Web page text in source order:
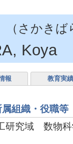
（さかき
Koya
報 教育実績
属組織・役職等
研究域 数物科